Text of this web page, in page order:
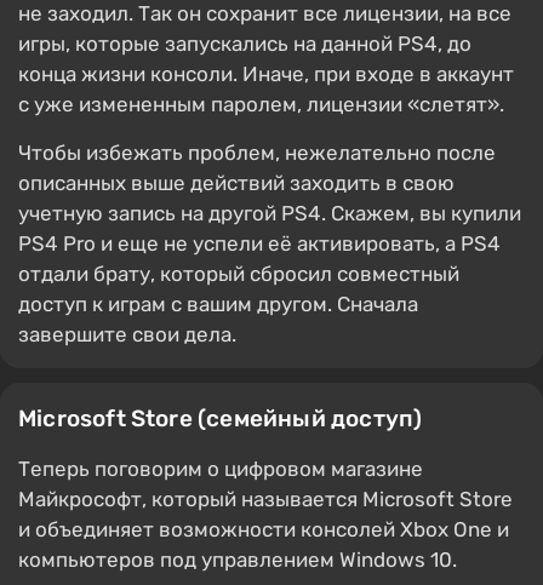
не заходил. Так он сохранит все лицензии, на все
игры, которые запускались на данной PS4, до
конца жизни консоли. Иначе, при входе в аккаунт
с уже измененным паролем, лицензии «слетят».
Чтобы избежать проблем, нежелательно после
описанных выше действий заходить в свою
учетную запись на другой PS4. Скажем, вы купили
PS4 Pro и еще не успели её активировать, а PS4
отдали брату, который сбросил совместный
доступ к играм с вашим другом. Сначала
завершите свои дела.
Microsoft Store (семейный доступ)
Теперь поговорим о цифровом магазине
Майкрософт, который называется Microsoft Store
и объединяет возможности консолей Xbox One и
компьютеров под управлением Windows 10.